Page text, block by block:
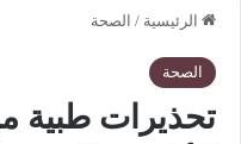
الرئيسية / الصحة
الصحة
تحذيرات طبية